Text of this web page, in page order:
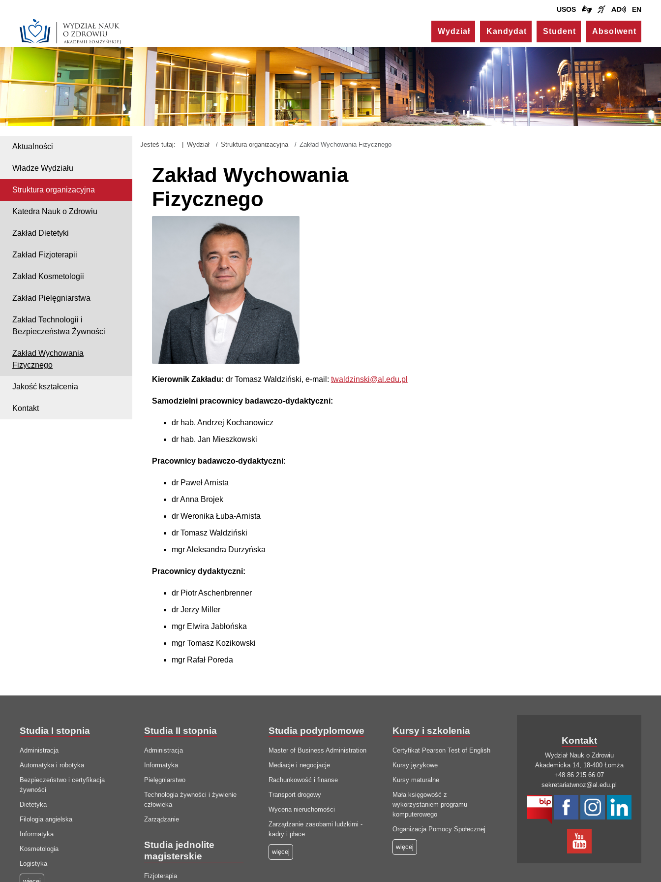
USOS EN
Wydział Kandydat Student Absolwent
Aktualności
Władze Wydziału
Struktura organizacyjna
Katedra Nauk o Zdrowiu
Zakład Dietetyki
Zakład Fizjoterapii
Zakład Kosmetologii
Zakład Pielęgniarstwa
Zakład Technologii i
Bezpieczeństwa Żywności
Zakład Wychowania
Fizycznego
Jakość kształcenia
Kontakt
Jesteś tutaj: Wydział Struktura organizacyjna Zakład Wychowania Fizycznego
Zakład Wychowania
Fizycznego
Kierownik Zakładu: dr Tomasz Waldziński, e-mail: twaldzinski@al.edu.pl
Samodzielni pracownicy badawczo-dydaktyczni:
dr hab. Andrzej Kochanowicz
dr hab. Jan Mieszkowski
Pracownicy badawczo-dydaktyczni:
dr Paweł Arnista
dr Anna Brojek
dr Weronika Łuba-Arnista
dr Tomasz Waldziński
mgr Aleksandra Durzyńska
Pracownicy dydaktyczni:
dr Piotr Aschenbrenner
dr Jerzy Miller
mgr Elwira Jabłońska
mgr Tomasz Kozikowski
mgr Rafał Poreda
Studia I stopnia
Administracja
Automatyka i robotyka
Bezpieczeństwo i certyfikacja
żywności
Dietetyka
Filologia angielska
Informatyka
Kosmetologia
Logistyka
Studia II stopnia
Administracja
Informatyka
Pielęgniarstwo
Technologia żywności i żywienie
człowieka
Zarządzanie
Studia jednolite
magisterskie
Fizjoterapia
Studia podyplomowe
Master of Business Administration
Mediacje i negocjacje
Rachunkowość i finanse
Transport drogowy
Wycena nieruchomości
Zarządzanie zasobami ludzkimi -
kadry i płace
więcej
Kursy i szkolenia
Certyfikat Pearson Test of English
Kursy językowe
Kursy maturalne
Mała księgowość z
wykorzystaniem programu
komputerowego
Organizacja Pomocy Społecznej
więcej
Kontakt
Wydział Nauk o Zdrowiu
Akademicka 14, 18-400 Łomża
+48 86 215 66 07
sekretariatwnoz@al.edu.pl